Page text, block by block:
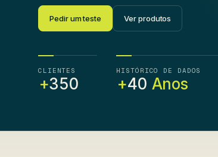
Pedir um teste Ver produtos
+350
CLIENTES
+40 Anos
HISTÓRICO DE DADOS